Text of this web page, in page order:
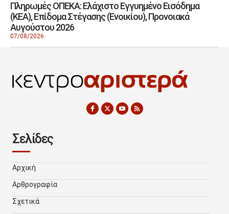
Πληρωμές ΟΠΕΚΑ: Ελάχιστο Εγγυημένο Εισόδημα
(ΚΕΑ), Επίδομα Στέγασης (Ενοικίου), Προνοιακά
Αυγούστου 2026
07/08/2026
Σελίδες
Αρχική
Αρθρογραφία
Σχετικά